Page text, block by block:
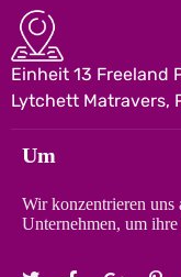
Einheit 13 Freeland
Lytchett Matravers,
Um
Wir konzentrieren
Unternehmen, um